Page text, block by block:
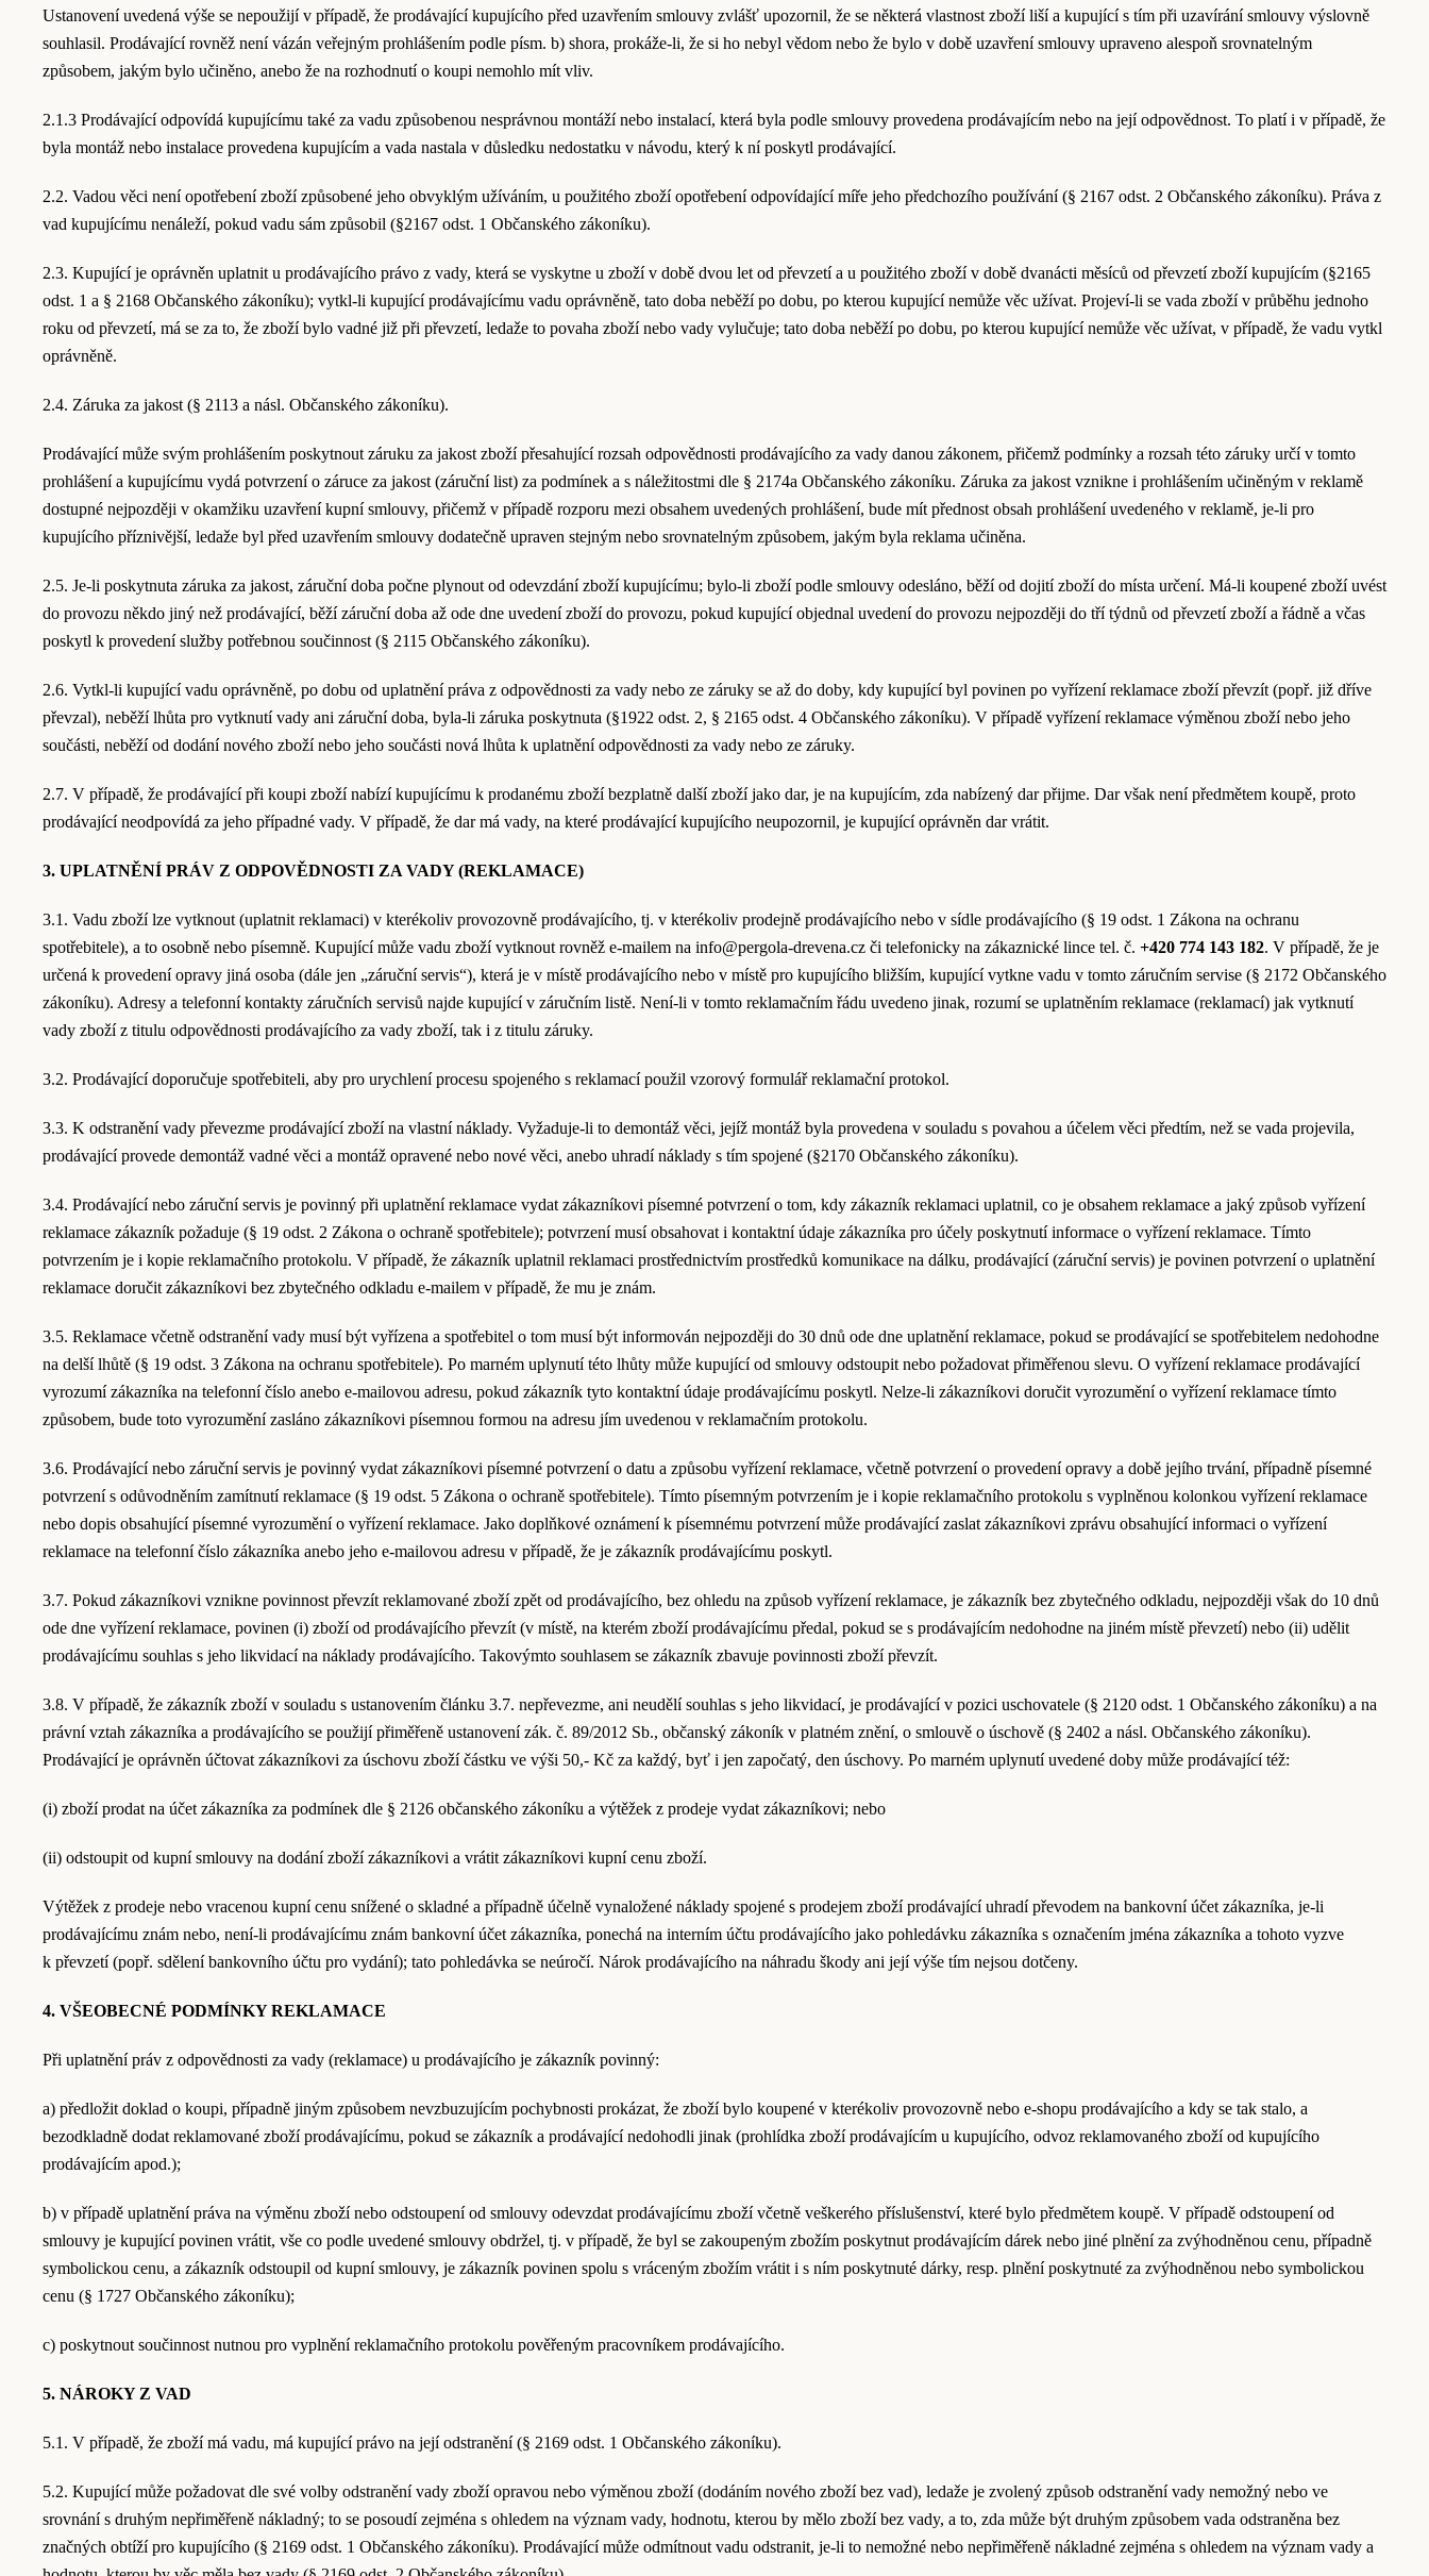
Ustanovení uvedená výše se nepoužijí v případě, že prodávající kupujícího před uzavřením smlouvy zvlášť upozornil, že se některá vlastnost zboží liší a kupující s tím při uzavírání smlouvy výslovně
souhlasil. Prodávající rovněž není vázán veřejným prohlášením podle písm. b) shora, prokáže-li, že si ho nebyl vědom nebo že bylo v době uzavření smlouvy upraveno alespoň srovnatelným
způsobem, jakým bylo učiněno, anebo že na rozhodnutí o koupi nemohlo mít vliv.
2.1.3 Prodávající odpovídá kupujícímu také za vadu způsobenou nesprávnou montáží nebo instalací, která byla podle smlouvy provedena prodávajícím nebo na její odpovědnost. To platí i v případě, že
byla montáž nebo instalace provedena kupujícím a vada nastala v důsledku nedostatku v návodu, který k ní poskytl prodávající.
2.2. Vadou věci není opotřebení zboží způsobené jeho obvyklým užíváním, u použitého zboží opotřebení odpovídající míře jeho předchozího používání (§ 2167 odst. 2 Občanského zákoníku). Práva z
vad kupujícímu nenáleží, pokud vadu sám způsobil (§2167 odst. 1 Občanského zákoníku).
2.3. Kupující je oprávněn uplatnit u prodávajícího právo z vady, která se vyskytne u zboží v době dvou let od převzetí a u použitého zboží v době dvanácti měsíců od převzetí zboží kupujícím (§2165
odst. 1 a § 2168 Občanského zákoníku); vytkl-li kupující prodávajícímu vadu oprávněně, tato doba neběží po dobu, po kterou kupující nemůže věc užívat. Projeví-li se vada zboží v průběhu jednoho
roku od převzetí, má se za to, že zboží bylo vadné již při převzetí, ledaže to povaha zboží nebo vady vylučuje; tato doba neběží po dobu, po kterou kupující nemůže věc užívat, v případě, že vadu vytkl
oprávněně.
2.4. Záruka za jakost (§ 2113 a násl. Občanského zákoníku).
Prodávající může svým prohlášením poskytnout záruku za jakost zboží přesahující rozsah odpovědnosti prodávajícího za vady danou zákonem, přičemž podmínky a rozsah této záruky určí v tomto
prohlášení a kupujícímu vydá potvrzení o záruce za jakost (záruční list) za podmínek a s náležitostmi dle § 2174a Občanského zákoníku. Záruka za jakost vznikne i prohlášením učiněným v reklamě
dostupné nejpozději v okamžiku uzavření kupní smlouvy, přičemž v případě rozporu mezi obsahem uvedených prohlášení, bude mít přednost obsah prohlášení uvedeného v reklamě, je-li pro
kupujícího příznivější, ledaže byl před uzavřením smlouvy dodatečně upraven stejným nebo srovnatelným způsobem, jakým byla reklama učiněna.
2.5. Je-li poskytnuta záruka za jakost, záruční doba počne plynout od odevzdání zboží kupujícímu; bylo-li zboží podle smlouvy odesláno, běží od dojití zboží do místa určení. Má-li koupené zboží uvést
do provozu někdo jiný než prodávající, běží záruční doba až ode dne uvedení zboží do provozu, pokud kupující objednal uvedení do provozu nejpozději do tří týdnů od převzetí zboží a řádně a včas
poskytl k provedení služby potřebnou součinnost (§ 2115 Občanského zákoníku).
2.6. Vytkl-li kupující vadu oprávněně, po dobu od uplatnění práva z odpovědnosti za vady nebo ze záruky se až do doby, kdy kupující byl povinen po vyřízení reklamace zboží převzít (popř. již dříve
převzal), neběží lhůta pro vytknutí vady ani záruční doba, byla-li záruka poskytnuta (§1922 odst. 2, § 2165 odst. 4 Občanského zákoníku). V případě vyřízení reklamace výměnou zboží nebo jeho
součásti, neběží od dodání nového zboží nebo jeho součásti nová lhůta k uplatnění odpovědnosti za vady nebo ze záruky.
2.7. V případě, že prodávající při koupi zboží nabízí kupujícímu k prodanému zboží bezplatně další zboží jako dar, je na kupujícím, zda nabízený dar přijme. Dar však není předmětem koupě, proto
prodávající neodpovídá za jeho případné vady. V případě, že dar má vady, na které prodávající kupujícího neupozornil, je kupující oprávněn dar vrátit.
3. UPLATNĚNÍ PRÁV Z ODPOVĚDNOSTI ZA VADY (REKLAMACE)
3.1. Vadu zboží lze vytknout (uplatnit reklamaci) v kterékoliv provozovně prodávajícího, tj. v kterékoliv prodejně prodávajícího nebo v sídle prodávajícího (§ 19 odst. 1 Zákona na ochranu
spotřebitele), a to osobně nebo písemně. Kupující může vadu zboží vytknout rovněž e-mailem na info@pergola-drevena.cz či telefonicky na zákaznické lince tel. č. +420 774 143 182. V případě, že je
určená k provedení opravy jiná osoba (dále jen „záruční servis“), která je v místě prodávajícího nebo v místě pro kupujícího bližším, kupující vytkne vadu v tomto záručním servise (§ 2172 Občanského
zákoníku). Adresy a telefonní kontakty záručních servisů najde kupující v záručním listě. Není-li v tomto reklamačním řádu uvedeno jinak, rozumí se uplatněním reklamace (reklamací) jak vytknutí
vady zboží z titulu odpovědnosti prodávajícího za vady zboží, tak i z titulu záruky.
3.2. Prodávající doporučuje spotřebiteli, aby pro urychlení procesu spojeného s reklamací použil vzorový formulář reklamační protokol.
3.3. K odstranění vady převezme prodávající zboží na vlastní náklady. Vyžaduje-li to demontáž věci, jejíž montáž byla provedena v souladu s povahou a účelem věci předtím, než se vada projevila,
prodávající provede demontáž vadné věci a montáž opravené nebo nové věci, anebo uhradí náklady s tím spojené (§2170 Občanského zákoníku).
3.4. Prodávající nebo záruční servis je povinný při uplatnění reklamace vydat zákazníkovi písemné potvrzení o tom, kdy zákazník reklamaci uplatnil, co je obsahem reklamace a jaký způsob vyřízení
reklamace zákazník požaduje (§ 19 odst. 2 Zákona o ochraně spotřebitele); potvrzení musí obsahovat i kontaktní údaje zákazníka pro účely poskytnutí informace o vyřízení reklamace. Tímto
potvrzením je i kopie reklamačního protokolu. V případě, že zákazník uplatnil reklamaci prostřednictvím prostředků komunikace na dálku, prodávající (záruční servis) je povinen potvrzení o uplatnění
reklamace doručit zákazníkovi bez zbytečného odkladu e-mailem v případě, že mu je znám.
3.5. Reklamace včetně odstranění vady musí být vyřízena a spotřebitel o tom musí být informován nejpozději do 30 dnů ode dne uplatnění reklamace, pokud se prodávající se spotřebitelem nedohodne
na delší lhůtě (§ 19 odst. 3 Zákona na ochranu spotřebitele). Po marném uplynutí této lhůty může kupující od smlouvy odstoupit nebo požadovat přiměřenou slevu. O vyřízení reklamace prodávající
vyrozumí zákazníka na telefonní číslo anebo e-mailovou adresu, pokud zákazník tyto kontaktní údaje prodávajícímu poskytl. Nelze-li zákazníkovi doručit vyrozumění o vyřízení reklamace tímto
způsobem, bude toto vyrozumění zasláno zákazníkovi písemnou formou na adresu jím uvedenou v reklamačním protokolu.
3.6. Prodávající nebo záruční servis je povinný vydat zákazníkovi písemné potvrzení o datu a způsobu vyřízení reklamace, včetně potvrzení o provedení opravy a době jejího trvání, případně písemné
potvrzení s odůvodněním zamítnutí reklamace (§ 19 odst. 5 Zákona o ochraně spotřebitele). Tímto písemným potvrzením je i kopie reklamačního protokolu s vyplněnou kolonkou vyřízení reklamace
nebo dopis obsahující písemné vyrozumění o vyřízení reklamace. Jako doplňkové oznámení k písemnému potvrzení může prodávající zaslat zákazníkovi zprávu obsahující informaci o vyřízení
reklamace na telefonní číslo zákazníka anebo jeho e-mailovou adresu v případě, že je zákazník prodávajícímu poskytl.
3.7. Pokud zákazníkovi vznikne povinnost převzít reklamované zboží zpět od prodávajícího, bez ohledu na způsob vyřízení reklamace, je zákazník bez zbytečného odkladu, nejpozději však do 10 dnů
ode dne vyřízení reklamace, povinen (i) zboží od prodávajícího převzít (v místě, na kterém zboží prodávajícímu předal, pokud se s prodávajícím nedohodne na jiném místě převzetí) nebo (ii) udělit
prodávajícímu souhlas s jeho likvidací na náklady prodávajícího. Takovýmto souhlasem se zákazník zbavuje povinnosti zboží převzít.
3.8. V případě, že zákazník zboží v souladu s ustanovením článku 3.7. nepřevezme, ani neudělí souhlas s jeho likvidací, je prodávající v pozici uschovatele (§ 2120 odst. 1 Občanského zákoníku) a na
právní vztah zákazníka a prodávajícího se použijí přiměřeně ustanovení zák. č. 89/2012 Sb., občanský zákoník v platném znění, o smlouvě o úschově (§ 2402 a násl. Občanského zákoníku).
Prodávající je oprávněn účtovat zákazníkovi za úschovu zboží částku ve výši 50,- Kč za každý, byť i jen započatý, den úschovy. Po marném uplynutí uvedené doby může prodávající též:
(i) zboží prodat na účet zákazníka za podmínek dle § 2126 občanského zákoníku a výtěžek z prodeje vydat zákazníkovi; nebo
(ii) odstoupit od kupní smlouvy na dodání zboží zákazníkovi a vrátit zákazníkovi kupní cenu zboží.
Výtěžek z prodeje nebo vracenou kupní cenu snížené o skladné a případně účelně vynaložené náklady spojené s prodejem zboží prodávající uhradí převodem na bankovní účet zákazníka, je-li
prodávajícímu znám nebo, není-li prodávajícímu znám bankovní účet zákazníka, ponechá na interním účtu prodávajícího jako pohledávku zákazníka s označením jména zákazníka a tohoto vyzve
k převzetí (popř. sdělení bankovního účtu pro vydání); tato pohledávka se neúročí. Nárok prodávajícího na náhradu škody ani její výše tím nejsou dotčeny.
4. VŠEOBECNÉ PODMÍNKY REKLAMACE
Při uplatnění práv z odpovědnosti za vady (reklamace) u prodávajícího je zákazník povinný:
a) předložit doklad o koupi, případně jiným způsobem nevzbuzujícím pochybnosti prokázat, že zboží bylo koupené v kterékoliv provozovně nebo e-shopu prodávajícího a kdy se tak stalo, a
bezodkladně dodat reklamované zboží prodávajícímu, pokud se zákazník a prodávající nedohodli jinak (prohlídka zboží prodávajícím u kupujícího, odvoz reklamovaného zboží od kupujícího
prodávajícím apod.);
b) v případě uplatnění práva na výměnu zboží nebo odstoupení od smlouvy odevzdat prodávajícímu zboží včetně veškerého příslušenství, které bylo předmětem koupě. V případě odstoupení od
smlouvy je kupující povinen vrátit, vše co podle uvedené smlouvy obdržel, tj. v případě, že byl se zakoupeným zbožím poskytnut prodávajícím dárek nebo jiné plnění za zvýhodněnou cenu, případně
symbolickou cenu, a zákazník odstoupil od kupní smlouvy, je zákazník povinen spolu s vráceným zbožím vrátit i s ním poskytnuté dárky, resp. plnění poskytnuté za zvýhodněnou nebo symbolickou
cenu (§ 1727 Občanského zákoníku);
c) poskytnout součinnost nutnou pro vyplnění reklamačního protokolu pověřeným pracovníkem prodávajícího.
5. NÁROKY Z VAD
5.1. V případě, že zboží má vadu, má kupující právo na její odstranění (§ 2169 odst. 1 Občanského zákoníku).
5.2. Kupující může požadovat dle své volby odstranění vady zboží opravou nebo výměnou zboží (dodáním nového zboží bez vad), ledaže je zvolený způsob odstranění vady nemožný nebo ve
srovnání s druhým nepřiměřeně nákladný; to se posoudí zejména s ohledem na význam vady, hodnotu, kterou by mělo zboží bez vady, a to, zda může být druhým způsobem vada odstraněna bez
značných obtíží pro kupujícího (§ 2169 odst. 1 Občanského zákoníku). Prodávající může odmítnout vadu odstranit, je-li to nemožné nebo nepřiměřeně nákladné zejména s ohledem na význam vady a